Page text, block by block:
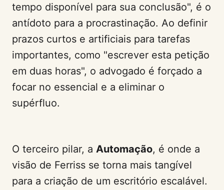
tempo disponível para sua conclusão", é o
antídoto para a procrastinação. Ao definir
prazos curtos e artificiais para tarefas
importantes, como "escrever esta petição
em duas horas", o advogado é forçado a
focar no essencial e a eliminar o
supérfluo.
O terceiro pilar, a Automação, é onde a
visão de Ferriss se torna mais tangível
para a criação de um escritório escalável.